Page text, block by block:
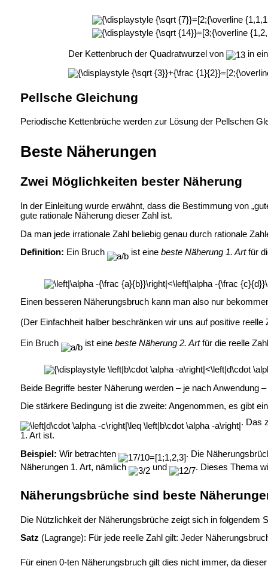
Der Kettenbruch der Quadratwurzel von in
Pellsche Gleichung
Periodische Kettenbrüche werden zur Lösung der Pellschen
Beste Näherungen
Zwei Möglichkeiten bester Näherung
In der Einleitung wurde erwähnt, dass die Bestimmung von
gute rationale Näherung dieser Zahl ist.
Da man jede irrationale Zahl beliebig genau durch rationale
Definition: Ein Bruch ist eine beste Näherung 1. Artfür
Einen besseren Näherungsbruch kann man also nur
(Der Einfachheit halber beschränken wir uns auf positive
Ein Bruch ist eine beste Näherung 2. Artfür die reelle
Beide Begriffe bester Näherung werden – je nach Anwendung
Die stärkere Bedingung ist die zweite: Angenommen, es gibt
. Das
1. Art ist.
Beispiel: Wir betrachten
. Die
Näherungen 1. Art, nämlich
und . Dieses Thema
Näherungsbrüche sind beste
Die Nützlichkeit der Näherungsbrüche zeigt sich in folgendem
Satz (Lagrange): Für jede reelle Zahl gilt: Jeder
Für einen 0-ten Näherungsbruch gilt dies nicht immer, da